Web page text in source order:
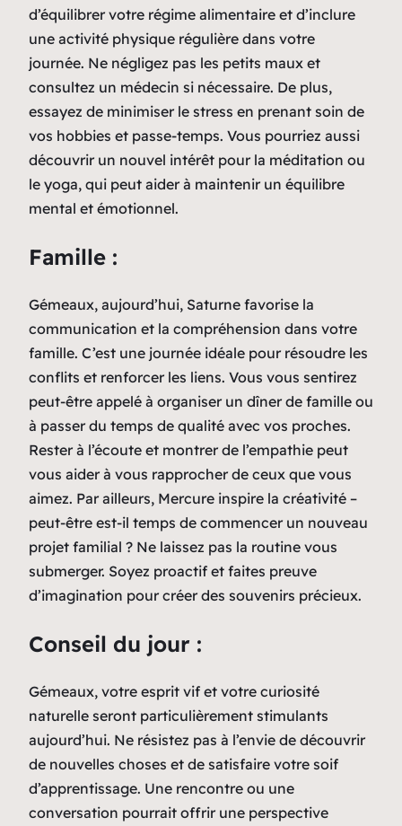
d’équilibrer votre régime alimentaire et d’inclure
une activité physique régulière dans votre
journée. Ne négligez pas les petits maux et
consultez un médecin si nécessaire. De plus,
essayez de minimiser le stress en prenant soin de
vos hobbies et passe-temps. Vous pourriez aussi
découvrir un nouvel intérêt pour la méditation ou
le yoga, qui peut aider à maintenir un équilibre
mental et émotionnel.
Famille :
Gémeaux, aujourd’hui, Saturne favorise la
communication et la compréhension dans votre
famille. C’est une journée idéale pour résoudre les
conflits et renforcer les liens. Vous vous sentirez
peut-être appelé à organiser un dîner de famille ou
à passer du temps de qualité avec vos proches.
Rester à l’écoute et montrer de l’empathie peut
vous aider à vous rapprocher de ceux que vous
aimez. Par ailleurs, Mercure inspire la créativité –
peut-être est-il temps de commencer un nouveau
projet familial ? Ne laissez pas la routine vous
submerger. Soyez proactif et faites preuve
d’imagination pour créer des souvenirs précieux.
Conseil du jour :
Gémeaux, votre esprit vif et votre curiosité
naturelle seront particulièrement stimulants
aujourd’hui. Ne résistez pas à l’envie de découvrir
de nouvelles choses et de satisfaire votre soif
d’apprentissage. Une rencontre ou une
conversation pourrait offrir une perspective